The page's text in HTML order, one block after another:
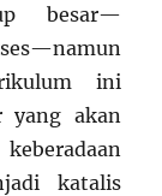
besar—
ini
yang akan
katalis